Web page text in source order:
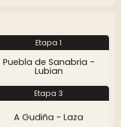
Etapa 1
Puebla de Sanabria -
Lubian
Etapa 3
A Gudiña - Laza